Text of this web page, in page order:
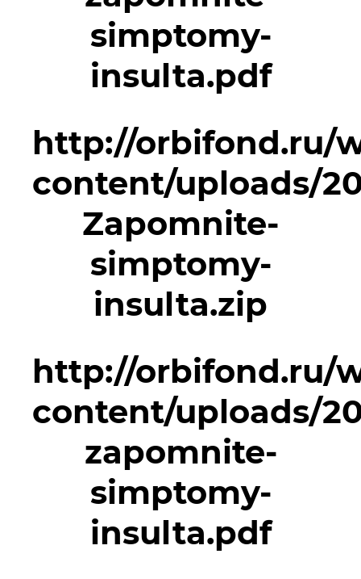
simptomy-
insulta.pdf
http://orbifond.ru/
content/uploads/
Zapomnite-
simptomy-
insulta.zip
http://orbifond.ru/
content/uploads/
zapomnite-
simptomy-
insulta.pdf